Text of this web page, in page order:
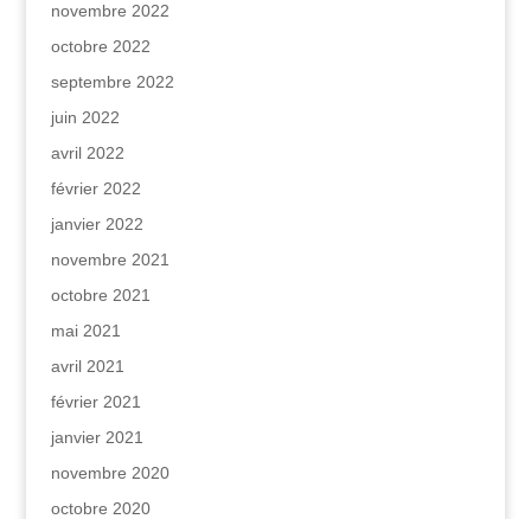
novembre 2022
octobre 2022
septembre 2022
juin 2022
avril 2022
février 2022
janvier 2022
novembre 2021
octobre 2021
mai 2021
avril 2021
février 2021
janvier 2021
novembre 2020
octobre 2020